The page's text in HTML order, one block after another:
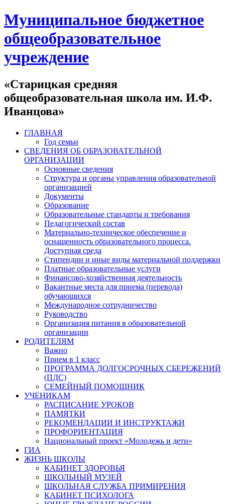
Муниципальное бюджетное
общеобразовательное
учреждение
«Старицкая средняя
общеобразовательная школа им. И.Ф.
Иванцова»
ГЛАВНАЯ
Год семьи
СВЕДЕНИЯ ОБ ОБРАЗОВАТЕЛЬНОЙ
ОРГАНИЗАЦИИ
Основные сведения
Структура и органы управления образовательной
организацией
Документы
Образование
Образовательные стандарты и требования
Педагогический состав
Материально-техническое обеспечение и
оснащенность образовательного процесса.
Доступная среда
Стипендии и иные виды материальной поддержки
Платные образовательные услуги
Финансово-хозяйственная деятельность
Вакантные места для приема (перевода)
обучающихся
Международное сотрудничество
Руководство
Организация питания в образовательной
организации
РОДИТЕЛЯМ
Важно
Прием в 1 класс
ПРОГРАММА ДОЛГОСРОЧНЫХ СБЕРЕЖЕНИЙ
(ПДС)
СЕМЕЙНЫЙ ПОМОЩНИК
УЧЕНИКАМ
РАСПИСАНИЕ УРОКОВ
ПАМЯТКИ
РЕКОМЕНДАЦИИ И ИНСТРУКТАЖИ
ПРОФОРИЕНТАЦИЯ
Национальный проект «Молодежь и дети»
ГИА
ЖИЗНЬ ШКОЛЫ
КАБИНЕТ ЗДОРОВЬЯ
ШКОЛЬНЫЙ МУЗЕЙ
ШКОЛЬНАЯ СЛУЖБА ПРИМИРЕНИЯ
КАБИНЕТ ПСИХОЛОГА